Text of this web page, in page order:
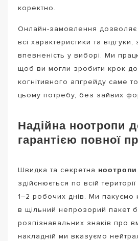
коректно.
Онлайн-замовлення дозволяє
всі характеристики та
впевненість у виборі. Ми
щоб ви могли зробити крок
когнітивного апгрейду саме
цьому потребу, без зайвих
Надійна ноотропи
гарантією повної
Швидка та секретна
здійснюється по всій
1–2 робочих днів. Ми
в щільний непрозорий пакет
розпізнавальних знаків про
накладній ми вказуємо